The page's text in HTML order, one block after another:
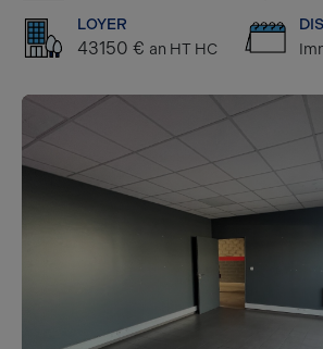
LOYER
43150 € an HT HC